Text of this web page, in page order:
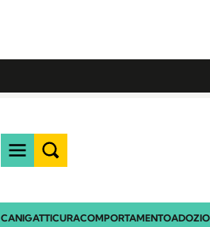
CANIGATTICURACOMPORTAMENTO